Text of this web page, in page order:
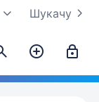
Шукачу